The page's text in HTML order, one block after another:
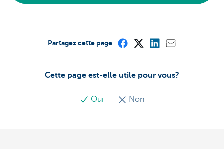
Cette page est-elle utile pour vous?
Oui Non
Partagez cette page